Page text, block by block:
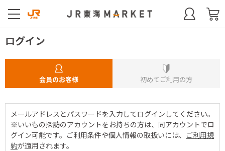
ログイン
会員のお客様 初めてご利用の方
メールアドレスとパスワードを入力してログインしてください。
※いいもの探訪のアカウントをお持ちの方は、同アカウントでロ
グイン可能です。 ご利用条件や個人情報の取扱いには、 ご利用規
約が適用されます。